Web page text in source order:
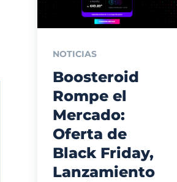
NOTICIAS
Boosteroid
Rompe el
Mercado:
Oferta de
Black Friday,
Lanzamiento